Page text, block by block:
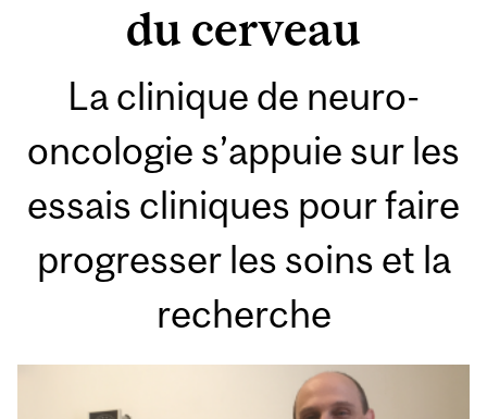
du cerveau
La clinique de neuro-
oncologie s’appuie sur les
essais cliniques pour faire
progresser les soins et la
recherche